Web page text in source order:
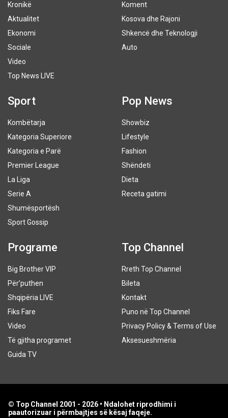
Kronikë
Aktualitet
Ekonomi
Sociale
Video
Top News LIVE
Koment
Kosova dhe Rajoni
Shkencë dhe Teknologji
Auto
Sport
Kombëtarja
Kategoria Superiore
Kategoria e Parë
Premier League
La Liga
Serie A
Shumësportësh
Sport Gossip
Pop News
Showbiz
Lifestyle
Fashion
Shëndeti
Dieta
Receta gatimi
Programe
Big Brother VIP
Për’puthen
Shqipëria LIVE
Fiks Fare
Video
Të gjitha programet
Guida TV
Top Channel
Rreth Top Channel
Bileta
Kontakt
Puno në Top Channel
Privacy Policy & Terms of Use
Aksesueshmëria
© Top Channel 2001 - 2026 • Ndalohet riprodhimi i
paautorizuar i përmbajtjes së kësaj faqeje.